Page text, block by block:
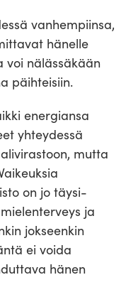
vanhempiinsa,
hänelle
voi nälässäkään
päihteisiin.
energiansa
yhteydessä
mutta
on jo täysi-
ja
jokseenkin
ei voida
hänen